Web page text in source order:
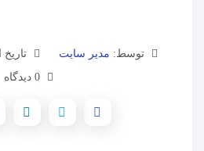
توسط: مدیر سایت
تاریخ
0 دیدگاه